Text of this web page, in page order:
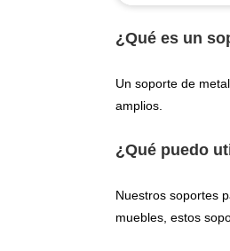
¿Qué es un
Un soporte de
amplios.
¿Qué puedo
Nuestros soportes
muebles, estos